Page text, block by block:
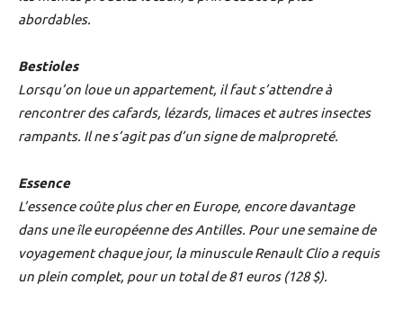
abordables.
Bestioles
Lorsqu’on loue un appartement, il faut s’attendre à
rencontrer des cafards, lézards, limaces et autres insectes
rampants. Il ne s’agit pas d’un signe de malpropreté.
Essence
L’essence coûte plus cher en Europe, encore davantage
dans une île européenne des Antilles. Pour une semaine de
voyagement chaque jour, la minuscule Renault Clio a requis
un plein complet, pour un total de 81 euros (128 $).